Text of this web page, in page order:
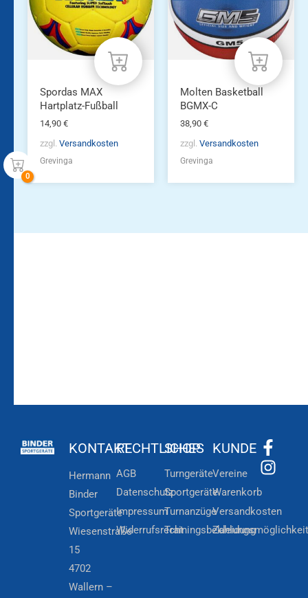
Spordas MAX
Hartplatz-Fußball
14,90 €
zzgl. Versandkosten
Grevinga
Molten Basketball
BGMX-C
38,90 €
zzgl. Versandkosten
Grevinga
KONTAKT
Hermann
Binder
Sportgeräte
Wiesenstraße
15
4702
Wallern –
RECHTLICHES
AGB
Datenschutz
Impressum
Widerrufsrecht
SHOP
Turngeräte
Sportgeräte
Turnanzüge
Trainingsbekleidung
KUNDE
Vereine
Warenkorb
Versandkosten